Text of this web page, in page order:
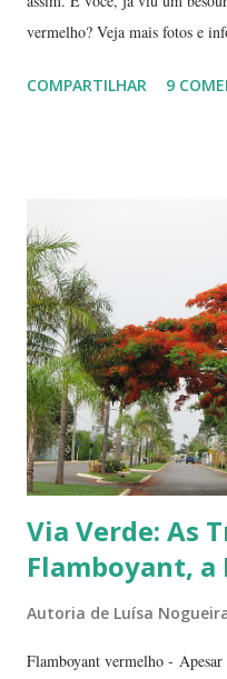
vermelho? Veja mais fotos e
Terra, aquele abraço!
COMPARTILHAR 9
Via Verde: As
Flamboyant, a
Autoria de Luísa
Flamboyant vermelho - Apesar